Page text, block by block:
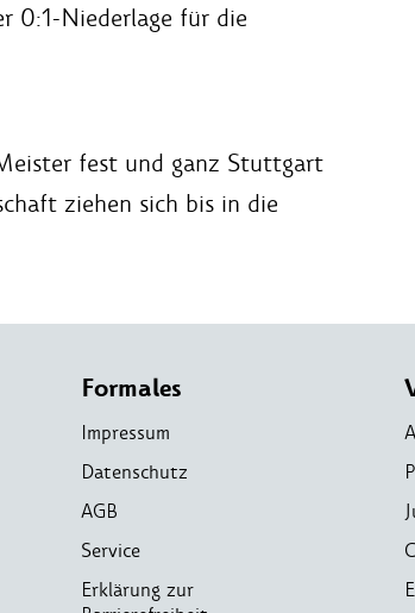
0:1-Niederlage für die
fest und ganz Stuttgart
ziehen sich bis in die
Formales
Impressum
Datenschutz
AGB
Service
Erklärung zur